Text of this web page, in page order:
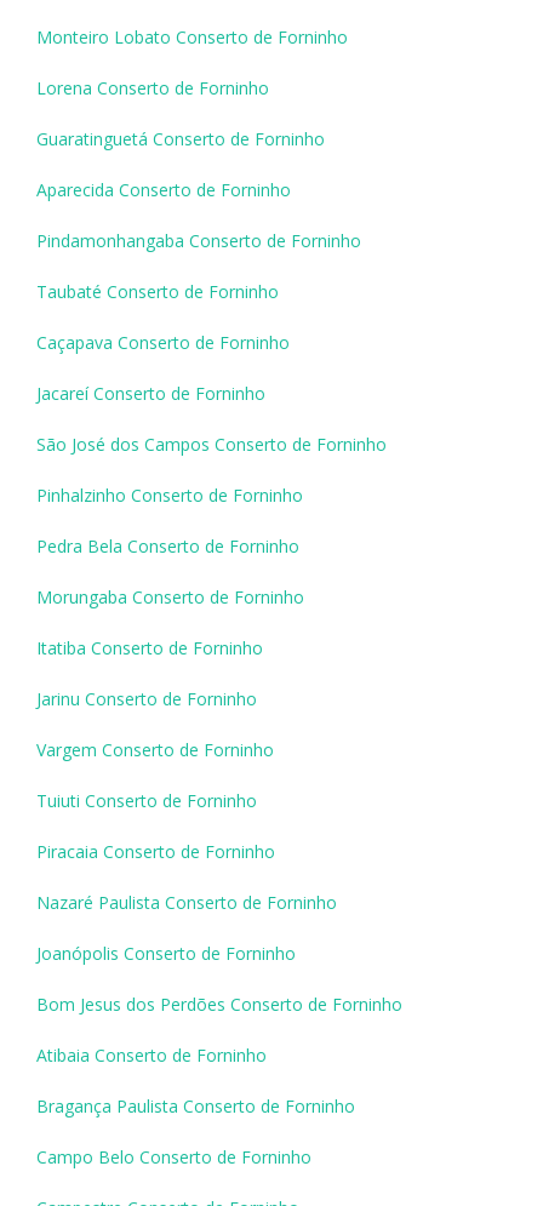
Monteiro Lobato Conserto de Forninho
Lorena Conserto de Forninho
Guaratinguetá Conserto de Forninho
Aparecida Conserto de Forninho
Pindamonhangaba Conserto de Forninho
Taubaté Conserto de Forninho
Caçapava Conserto de Forninho
Jacareí Conserto de Forninho
São José dos Campos Conserto de Forninho
Pinhalzinho Conserto de Forninho
Pedra Bela Conserto de Forninho
Morungaba Conserto de Forninho
Itatiba Conserto de Forninho
Jarinu Conserto de Forninho
Vargem Conserto de Forninho
Tuiuti Conserto de Forninho
Piracaia Conserto de Forninho
Nazaré Paulista Conserto de Forninho
Joanópolis Conserto de Forninho
Bom Jesus dos Perdões Conserto de Forninho
Atibaia Conserto de Forninho
Bragança Paulista Conserto de Forninho
Campo Belo Conserto de Forninho